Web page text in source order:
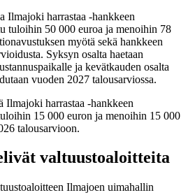
Ilmajoki harrastaa -hankkeen
tuloihin 50 000 euroa ja menoihin 78
myötä sekä hankkeen
Syksyn osalta haetaan
ja kevätkauden osalta
vuoden 2027 talousarviossa.
Ilmajoki harrastaa -hankkeen
15 000 euron ja menoihin 15 000
talousarvioon.
valtuustoaloitteita
Ilmajoen uimahallin